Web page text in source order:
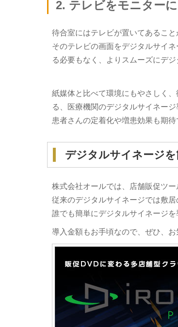
2. テレビをモニター
待合室にはテレビが置いてあること
そのテレビの画面をデジタルサイ
る必要もなく、よりスムーズにデ
紙媒体と比べて環境にもやさしく
る、医療機関のデジタルサイネージ
患者さんの定着化や増患効果も期
デジタルサイネージ
株式会社オールでは、店舗販促ツ
従来のデジタルサイネージでは敷
誰でも簡単にデジタルサイネージ
導入金額もお手頃なので、ぜひ、お